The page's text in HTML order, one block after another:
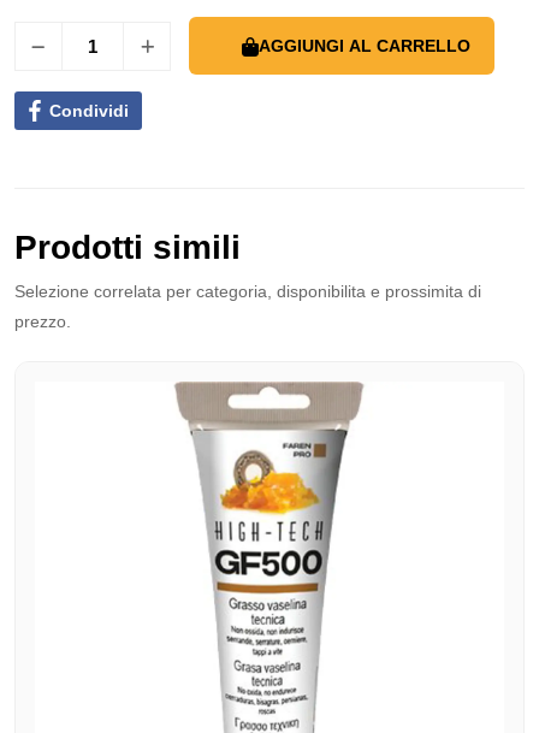
AGGIUNGI AL CARRELLO
Condividi
Prodotti simili
Selezione correlata per categoria, disponibilita e prossimita di
prezzo.